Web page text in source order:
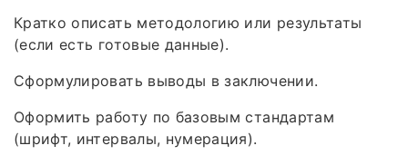
Кратко описать методологию или результаты
(если есть готовые данные).
Сформулировать выводы в заключении.
Оформить работу по базовым стандартам
(шрифт, интервалы, нумерация).